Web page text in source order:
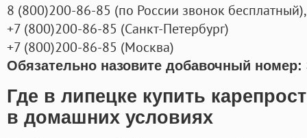
8 (800)200-86-85 (по России звонок бесплатный),
+7 (800)200-86-85 (Санкт-Петербург)
+7 (800)200-86-85 (Москва)
Обязательно назовите добавочный номер:
Где в липецке купить
в домашних условиях